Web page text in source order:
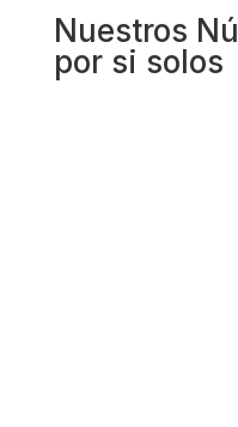
Nuestros
por si solos